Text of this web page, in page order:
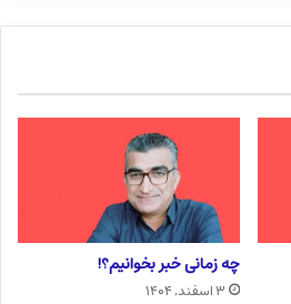
چه زمانی خبر بخوانیم؟!
۳ اسفند, ۱۴۰۴